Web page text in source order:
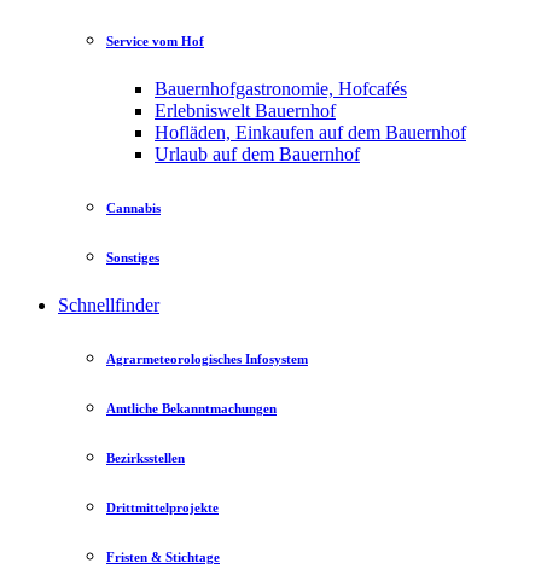
Service vom Hof
Bauernhofgastronomie, Hofcafés
Erlebniswelt Bauernhof
Hofläden, Einkaufen auf dem Bauernhof
Urlaub auf dem Bauernhof
Cannabis
Sonstiges
Schnellfinder
Agrarmeteorologisches Infosystem
Amtliche Bekanntmachungen
Bezirksstellen
Drittmittelprojekte
Fristen & Stichtage